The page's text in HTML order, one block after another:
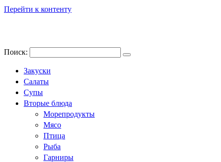
Перейти к контенту
Поиск:
Закуски
Салаты
Супы
Вторые блюда
Морепродукты
Мясо
Птица
Рыба
Гарниры